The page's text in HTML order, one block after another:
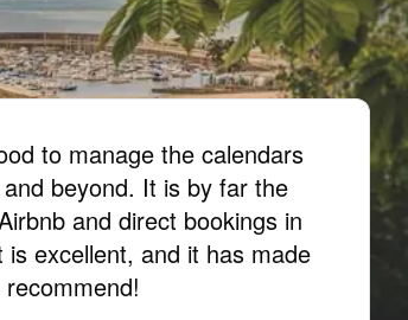
to manage the calendars
beyond. It is by far the
and direct bookings in
excellent, and it has made